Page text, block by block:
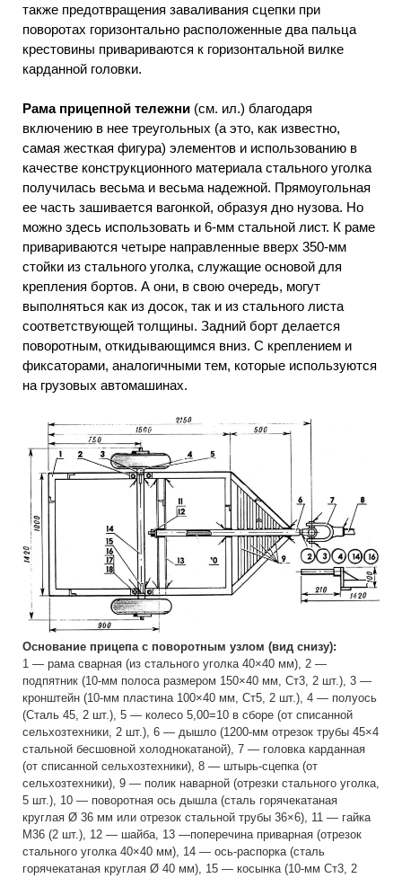
также предотвращения заваливания сцепки при
поворотах горизонтально расположенные два пальца
крестовины привариваются к горизонтальной вилке
карданной головки.
Рама прицепной тележни (см. ил.) благодаря
включению в нее треугольных (а это, как известно,
самая жесткая фигура) элементов и использованию в
качестве конструкционного материала стального уголка
получилась весьма и весьма надежной. Прямоугольная
ее часть зашивается вагонкой, образуя дно нузова. Но
можно здесь использовать и 6-мм стальной лист. К раме
привариваются четыре направленные вверх 350-мм
стойки из стального уголка, служащие основой для
крепления бортов. А они, в свою очередь, могут
выполняться как из досок, так и из стального листа
соответствующей толщины. Задний борт делается
поворотным, откидывающимся вниз. С креплением и
фиксаторами, аналогичными тем, которые используются
на грузовых автомашинах.
Основание прицепа с поворотным узлом (вид снизу):
1 — рама сварная (из стального уголка 40×40 мм), 2 —
подпятник (10-мм полоса размером 150×40 мм, Ст3, 2 шт.), 3 —
кронштейн (10-мм пластина 100×40 мм, Ст5, 2 шт.), 4 — полуось
(Сталь 45, 2 шт.), 5 — колесо 5,00=10 в сборе (от списанной
сельхозтехники, 2 шт.), 6 — дышло (1200-мм отрезок трубы 45×4
стальной бесшовной холоднокатаной), 7 — головка карданная
(от списанной сельхозтехники), 8 — штырь-сцепка (от
сельхозтехники), 9 — полик наварной (отрезки стального уголка,
5 шт.), 10 — поворотная ось дышла (сталь горячекатаная
круглая Ø 36 мм или отрезок стальной трубы 36×6), 11 — гайка
М36 (2 шт.), 12 — шайба, 13 —поперечина приварная (отрезок
стального уголка 40×40 мм), 14 — ось-распорка (сталь
горячекатаная круглая Ø 40 мм), 15 — косынка (10-мм Ст3, 2